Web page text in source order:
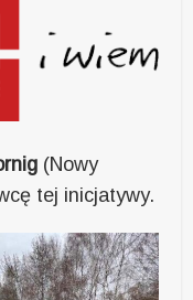
(Nowy
tej inicjatywy.